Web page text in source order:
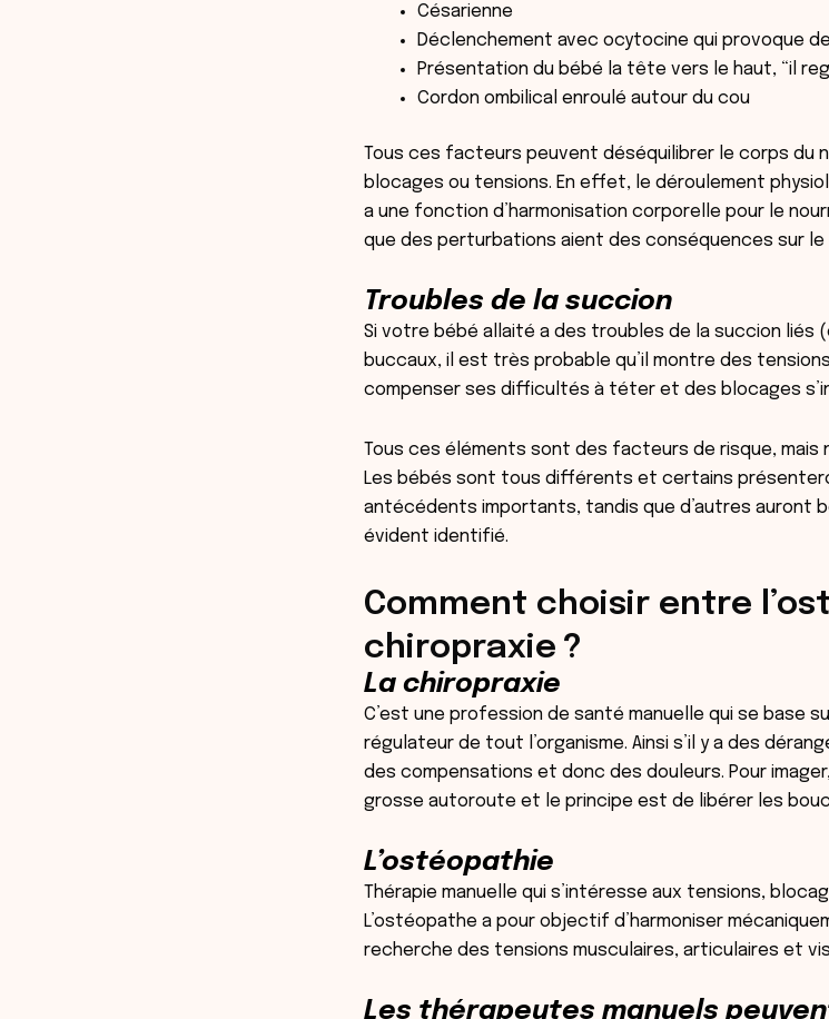
Césarienne
Déclenchement avec ocytocine qui provoque
Présentation du bébé la tête vers le haut, “il
Cordon ombilical enroulé autour du cou
Tous ces facteurs peuvent déséquilibrer le corps du
blocages ou tensions. En effet, le déroulement
a une fonction d’harmonisation corporelle pour le
que des perturbations aient des conséquences sur
Troubles de la succion
Si votre bébé allaité a des troubles de la succion liés
buccaux, il est très probable qu’il montre des
compenser ses difficultés à téter et des blocages
Tous ces éléments sont des facteurs de risque, mais
Les bébés sont tous différents et certains
antécédents importants, tandis que d’autres auront
évident identifié.
Comment choisir entre
chiropraxie ?
La chiropraxie
C’est une profession de santé manuelle qui se base
régulateur de tout l’organisme. Ainsi s’il y a des
des compensations et donc des douleurs. Pour
grosse autoroute et le principe est de libérer les
L’ostéopathie
Thérapie manuelle qui s’intéresse aux tensions,
L’ostéopathe a pour objectif d’harmoniser
recherche des tensions musculaires, articulaires et
Les thérapeutes manuels